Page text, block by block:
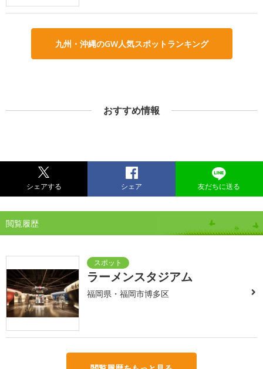
九州・沖縄のGW人気スポットランキング
おすすめ情報
シェアする シェア 友だちに送る
閲覧履歴
ラーメンスタジアム
福岡県・福岡市博多区